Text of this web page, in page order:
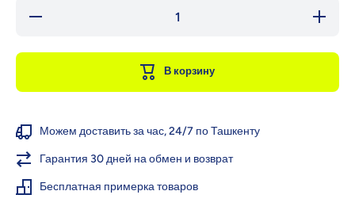
Уменьшить
со
В корзину
Можем доставить за час, 24/7 по Ташкенту
Гарантия 30 дней на обмен и возврат
Бесплатная примерка товаров